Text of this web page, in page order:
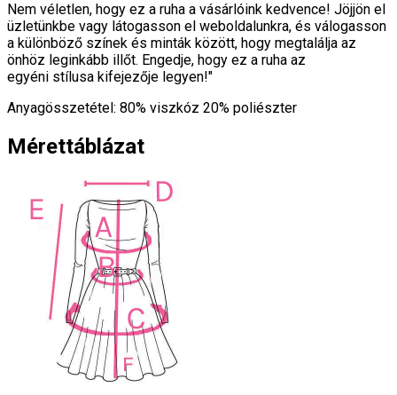
Nem véletlen, hogy ez a ruha a vásárlóink kedvence! Jöjjön el
üzletünkbe vagy látogasson el weboldalunkra, és válogasson
a különböző színek és minták között, hogy megtalálja az
önhöz leginkább illőt. Engedje, hogy ez a ruha az
egyéni stílusa kifejezője legyen!"
Anyagösszetétel: 80% viszkóz 20% poliészter
Mérettáblázat